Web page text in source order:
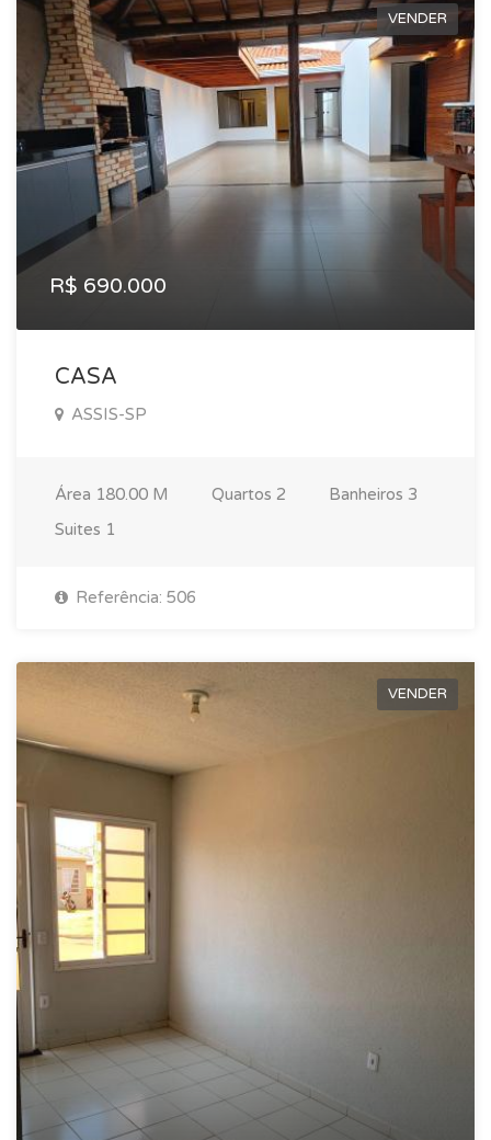
VENDER
R$ 690.000
CASA
ASSIS-SP
Área 180.00 M Quartos 2 Banheiros 3
Suites 1
Referência: 506
VENDER